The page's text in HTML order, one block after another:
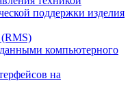
поддержки изделия
(RMS)
компьютерного
на